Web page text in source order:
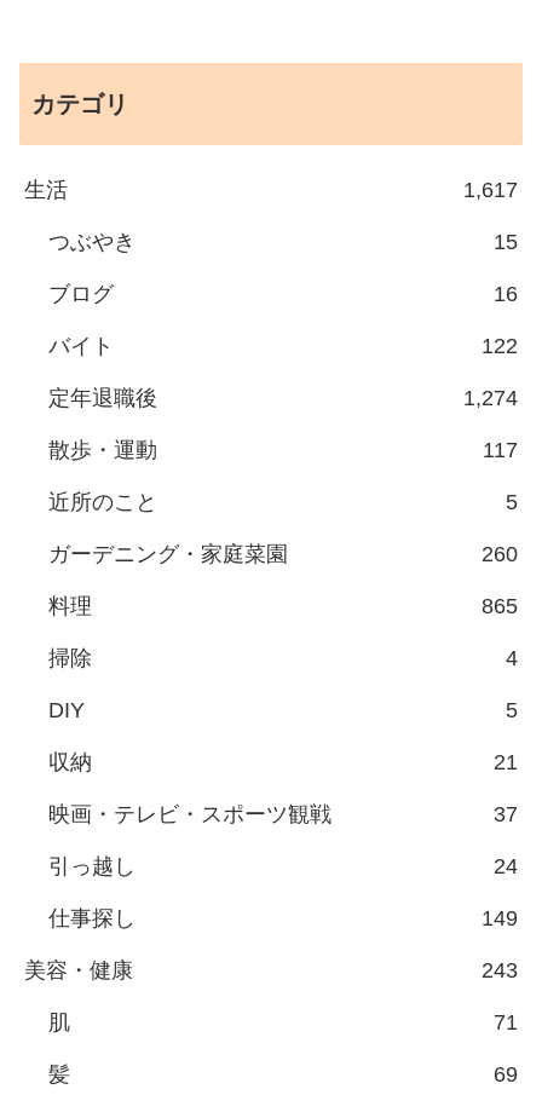
カテゴリ
生活 1,617
つぶやき 15
ブログ 16
バイト 122
定年退職後 1,274
散歩・運動 117
近所のこと 5
ガーデニング・家庭菜園 260
料理 865
掃除 4
DIY 5
収納 21
映画・テレビ・スポーツ観戦 37
引っ越し 24
仕事探し 149
美容・健康 243
肌 71
髪 69